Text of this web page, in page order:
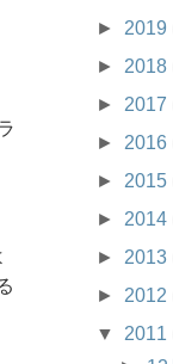
► 2019
► 2018
► 2017
► 2016
► 2015
► 2014
► 2013
► 2012
▼ 2011